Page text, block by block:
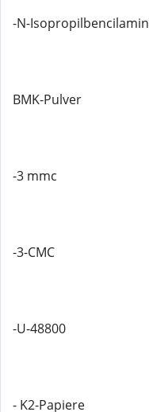
-N-Isopropilbencilamin
BMK-Pulver
-3 mmc
-3-CMC
-U-48800
- K2-Papiere